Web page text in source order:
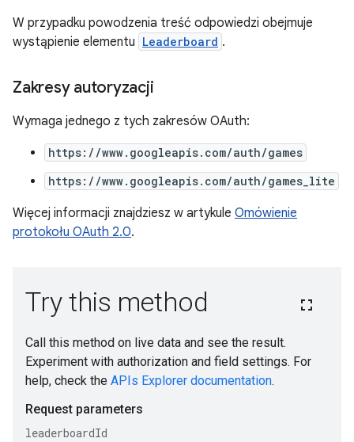
W przypadku powodzenia treść odpowiedzi obejmuje
wystąpienie elementu Leaderboard .
Zakresy autoryzacji
Wymaga jednego z tych zakresów OAuth:
https://www.googleapis.com/auth/games
https://www.googleapis.com/auth/games_lite
Więcej informacji znajdziesz w artykule Omówienie
protokołu OAuth 2.0.